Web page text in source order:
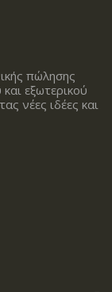
πώλησης
εξωτερικού
νέες ιδέες και